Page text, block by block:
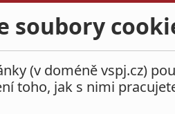
soubory
(v doméně vspj.cz)
toho, jak s nimi